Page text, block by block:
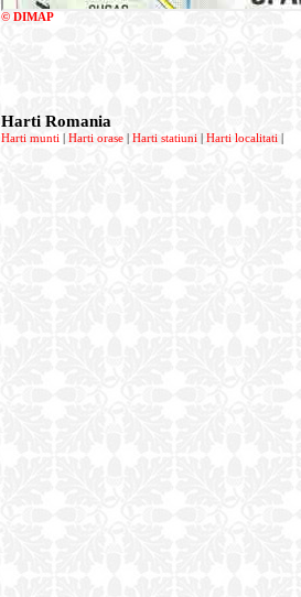
© DIMAP
Harti Romania
Harti munti Harti orase Harti statiuni Harti localitati